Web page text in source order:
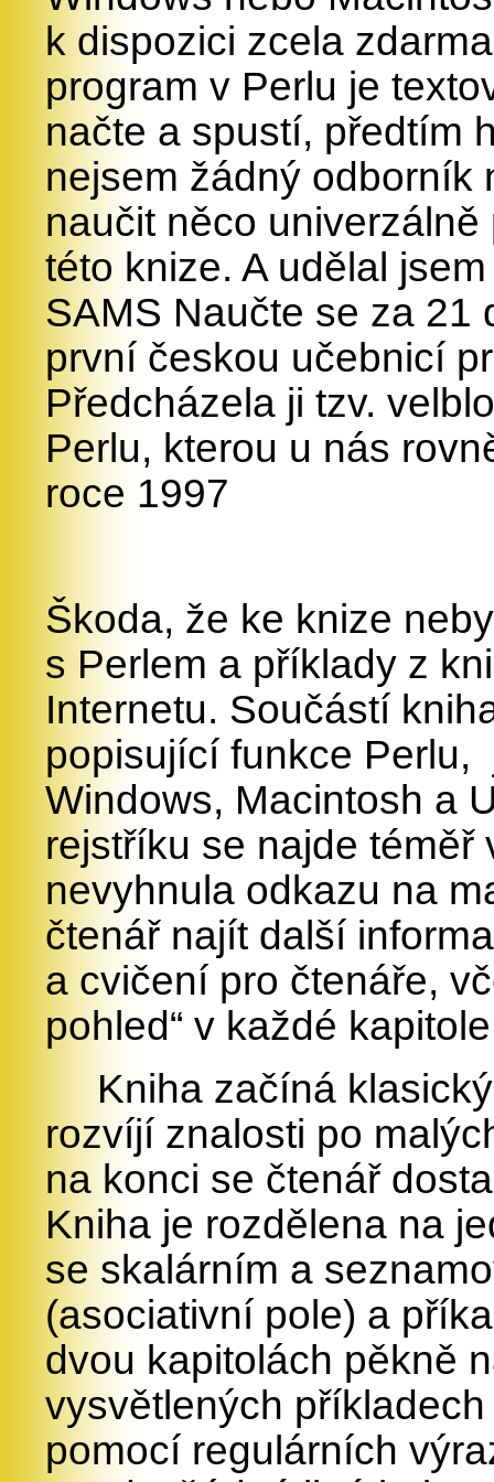
k dispozici zcela
program v Perlu je
načte a spustí, předtím
nejsem žádný odborník
naučit něco
této knize. A udělal
SAMS Naučte se za 21
první českou učebnicí
Předcházela ji tzv.
Perlu, kterou u nás
roce 1997
Škoda, že ke knize
s Perlem a příklady z
Internetu. Součástí
popisující funkce Perlu,
Windows, Macintosh a
rejstříku se najde
nevyhnula odkazu na
čtenář najít další
a cvičení pro čtenáře,
pohled“ v každé
Kniha začíná
rozvíjí znalosti po
na konci se čtenář
Kniha je rozdělena na
se skalárním a
(asociativní pole) a
dvou kapitolách pěkně
vysvětlených
pomocí regulárních